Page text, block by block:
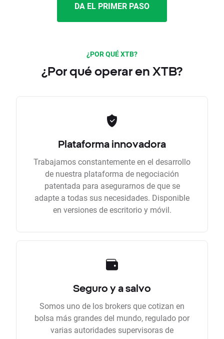
DA EL PRIMER PASO
¿POR QUÉ XTB?
¿Por qué operar en XTB?
Plataforma innovadora
Trabajamos constantemente en el desarrollo
de nuestra plataforma de negociación
patentada para asegurarnos de que se
adapte a todas sus necesidades. Disponible
en versiones de escritorio y móvil.
Seguro y a salvo
Somos uno de los brokers que cotizan en
bolsa más grandes del mundo, regulado por
varias autoridades supervisoras de